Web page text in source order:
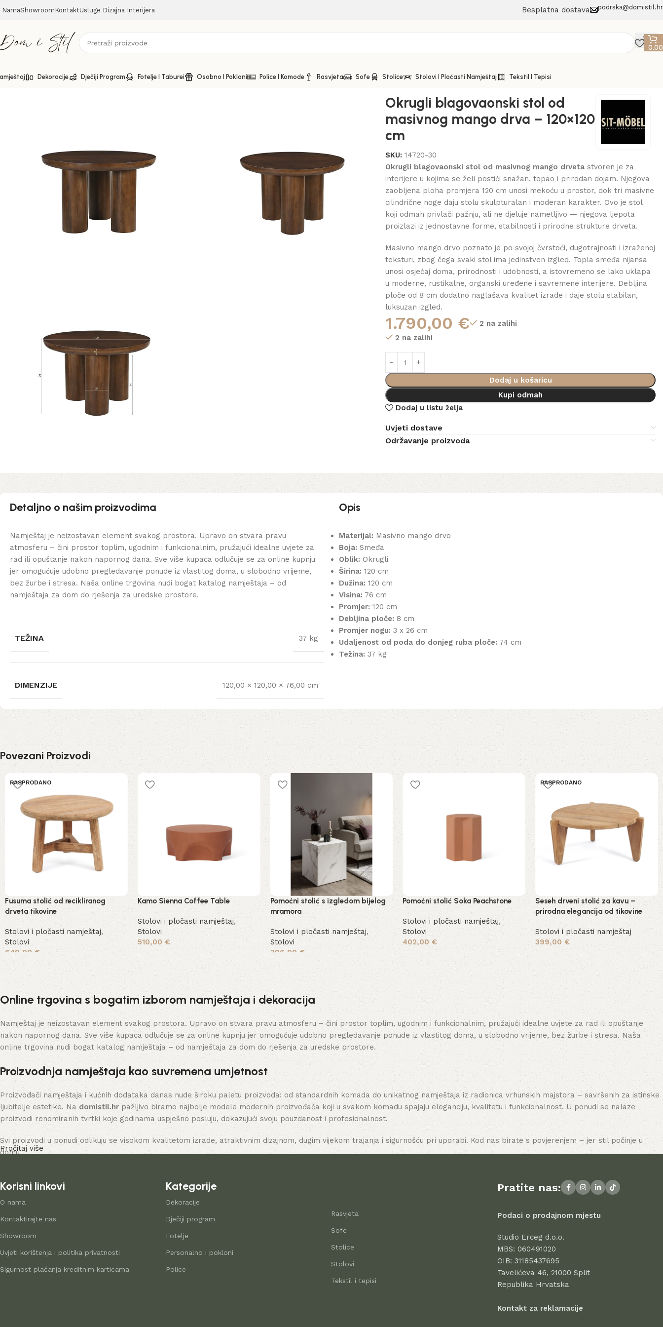
NamaShowroom KontaktUsluge Dizajna Interijera Besplatna dostava podrska@domistil.hr
Dekoracije Dječiji Program Fotelje I Taburei Osobno I Pokloni Police I Komode Rasvjeta Sofe Stolice Stolovi I Pločasti Namještaj Tekstil I Tepisi
Stolovi i pločasti namještaj Okrugli blagovaonski stol od masivnog mango drva – 120×120 cm
Okrugli blagovaonski stol od
masivnog mango drva – 120×120
cm
SKU:14720-30
Okrugli blagovaonski stol od masivnog mango drveta stvoren je za
interijere u kojima se želi postići snažan, topao i prirodan dojam. Njegova
zaobljena ploha promjera 120 cm unosi mekoću u prostor, dok tri masivne
cilindrične noge daju stolu skulpturalan i moderan karakter. Ovo je stol
koji odmah privlači pažnju, ali ne djeluje nametljivo — njegova ljepota
proizlazi iz jednostavne forme, stabilnosti i prirodne strukture drveta.
Masivno mango drvo poznato je po svojoj čvrstoći, dugotrajnosti i izraženoj
teksturi, zbog čega svaki stol ima jedinstven izgled. Topla smeđa nijansa
unosi osjećaj doma, prirodnosti i udobnosti, a istovremeno se lako uklapa
u moderne, rustikalne, organski uređene i savremene interijere. Debljina
ploče od 8 cm dodatno naglašava kvalitet izrade i daje stolu stabilan,
luksuzan izgled.
1.790,00 €
2 na zalihi
2 na zalihi
Dodaj u košaricu
Kupi odmah
Dodaj u listu želja
Uvjeti dostave
Održavanje proizvoda
Detaljno o našim proizvodima
Namještaj je neizostavan element svakog prostora. Upravo on stvara pravu
atmosferu – čini prostor toplim, ugodnim i funkcionalnim, pružajući idealne uvjete za
rad ili opuštanje nakon napornog dana. Sve više kupaca odlučuje se za online kupnju
jer omogućuje udobno pregledavanje ponude iz vlastitog doma, u slobodno vrijeme,
bez žurbe i stresa. Naša online trgovina nudi bogat katalog namještaja – od
namještaja za dom do rješenja za uredske prostore.
TEŽINA 37 kg
DIMENZIJE 120,00 × 120,00 × 76,00 cm
Opis
Materijal: Masivno mango drvo
Boja: Smeđa
Oblik: Okrugli
Širina: 120 cm
Dužina: 120 cm
Visina: 76 cm
Promjer: 120 cm
Debljina ploče: 8 cm
Promjer nogu: 3 x 26 cm
Udaljenost od poda do donjeg ruba ploče: 74 cm
Težina: 37 kg
Povezani Proizvodi
RASPRODANO
Fusuma stolić od recikliranog
drveta tikovine
Stolovi i pločasti namještaj,
Stolovi
649,00 €
Pročitaj više
Kamo Sienna Coffee Table
Stolovi i pločasti namještaj,
Stolovi
510,00€
Pomoćni stolić s izgledom bijelog
mramora
Stolovi i pločasti namještaj,
Stolovi
396,00 €
Pomoćni stolić Soka Peachstone
Stolovi i pločasti namještaj,
Stolovi
402,00 €
RASPRODANO
Seseh drveni stolić za kavu –
prirodna elegancija od tikovine
Stolovi i pločasti namještaj
399,00 €
Online trgovina s bogatim izborom namještaja i dekoracija
Namještaj je neizostavan element svakog prostora. Upravo on stvara pravu atmosferu – čini prostor toplim, ugodnim i funkcionalnim, pružajući idealne uvjete za rad ili opuštanje
nakon napornog dana. Sve više kupaca odlučuje se za online kupnju jer omogućuje udobno pregledavanje ponude iz vlastitog doma, u slobodno vrijeme, bez žurbe i stresa. Naša
online trgovina nudi bogat katalog namještaja – od namještaja za dom do rješenja za uredske prostore.
Proizvodnja namještaja kao suvremena umjetnost
Proizvođači namještaja i kućnih dodataka danas nude široku paletu proizvoda: od standardnih komada do unikatnog namještaja iz radionica vrhunskih majstora – savršenih za istinske
ljubitelje estetike. Na domistil.hr pažljivo biramo najbolje modele modernih proizvođača koji u svakom komadu spajaju eleganciju, kvalitetu i funkcionalnost. U ponudi se nalaze
proizvodi renomiranih tvrtki koje godinama uspješno posluju, dokazujući svoju pouzdanost i profesionalnost.
Svi proizvodi u ponudi odlikuju se visokom kvalitetom izrade, atraktivnim dizajnom, dugim vijekom trajanja i sigurnošću pri uporabi. Kod nas birate s povjerenjem – jer stil počinje u
domu.
Pročitaj više
Korisni linkovi
O nama
Kontaktirajte nas
Showroom
Uvjeti korištenja i politika privatnosti
Sigurnost plaćanja kreditnim karticama
Kategorije
Dekoracije
Dječiji program
Fotelje
Personalno i pokloni
Police
Rasvjeta
Sofe
Stolice
Stolovi
Tekstil i tepisi
Pratite nas:
Podaci o prodajnom mjestu
Studio Erceg d.o.o.
MBS: 060491020
OIB: 31185437695
Tavelićeva 46, 21000 Split
Republika Hrvatska
Kontakt za reklamacije